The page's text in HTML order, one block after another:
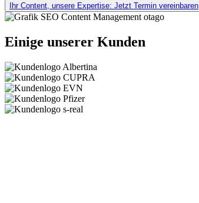
Ihr Content, unsere Expertise: Jetzt Termin vereinbaren
Einige unserer Kunden